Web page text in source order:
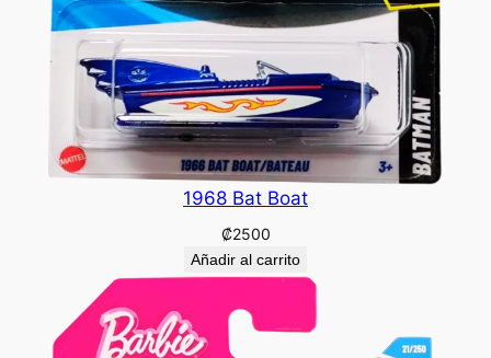
1968 Bat Boat
₡2500
Añadir al carrito